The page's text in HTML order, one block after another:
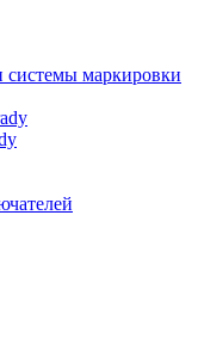
маркировки